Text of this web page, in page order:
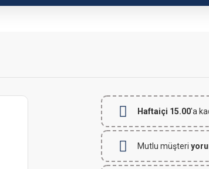
Haftaiçi 15.00'a
Mutlu müşteri